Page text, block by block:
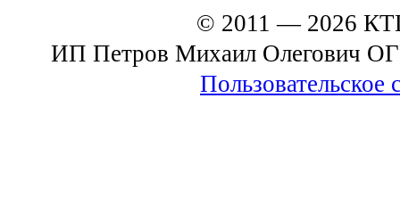
© 2011 — 2026
ИП Петров Михаил Олегович
Пользовательское